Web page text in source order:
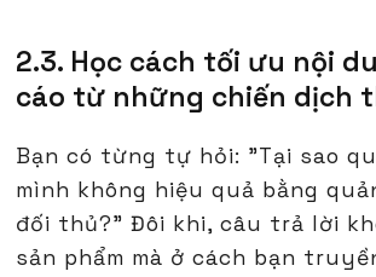
2.3. Học cách tối ưu nội
cáo từ những chiến dịch
Bạn có từng tự hỏi: "Tại sao
mình không hiệu quả bằng
đối thủ?" Đôi khi, câu trả lời
sản phẩm mà ở cách bạn